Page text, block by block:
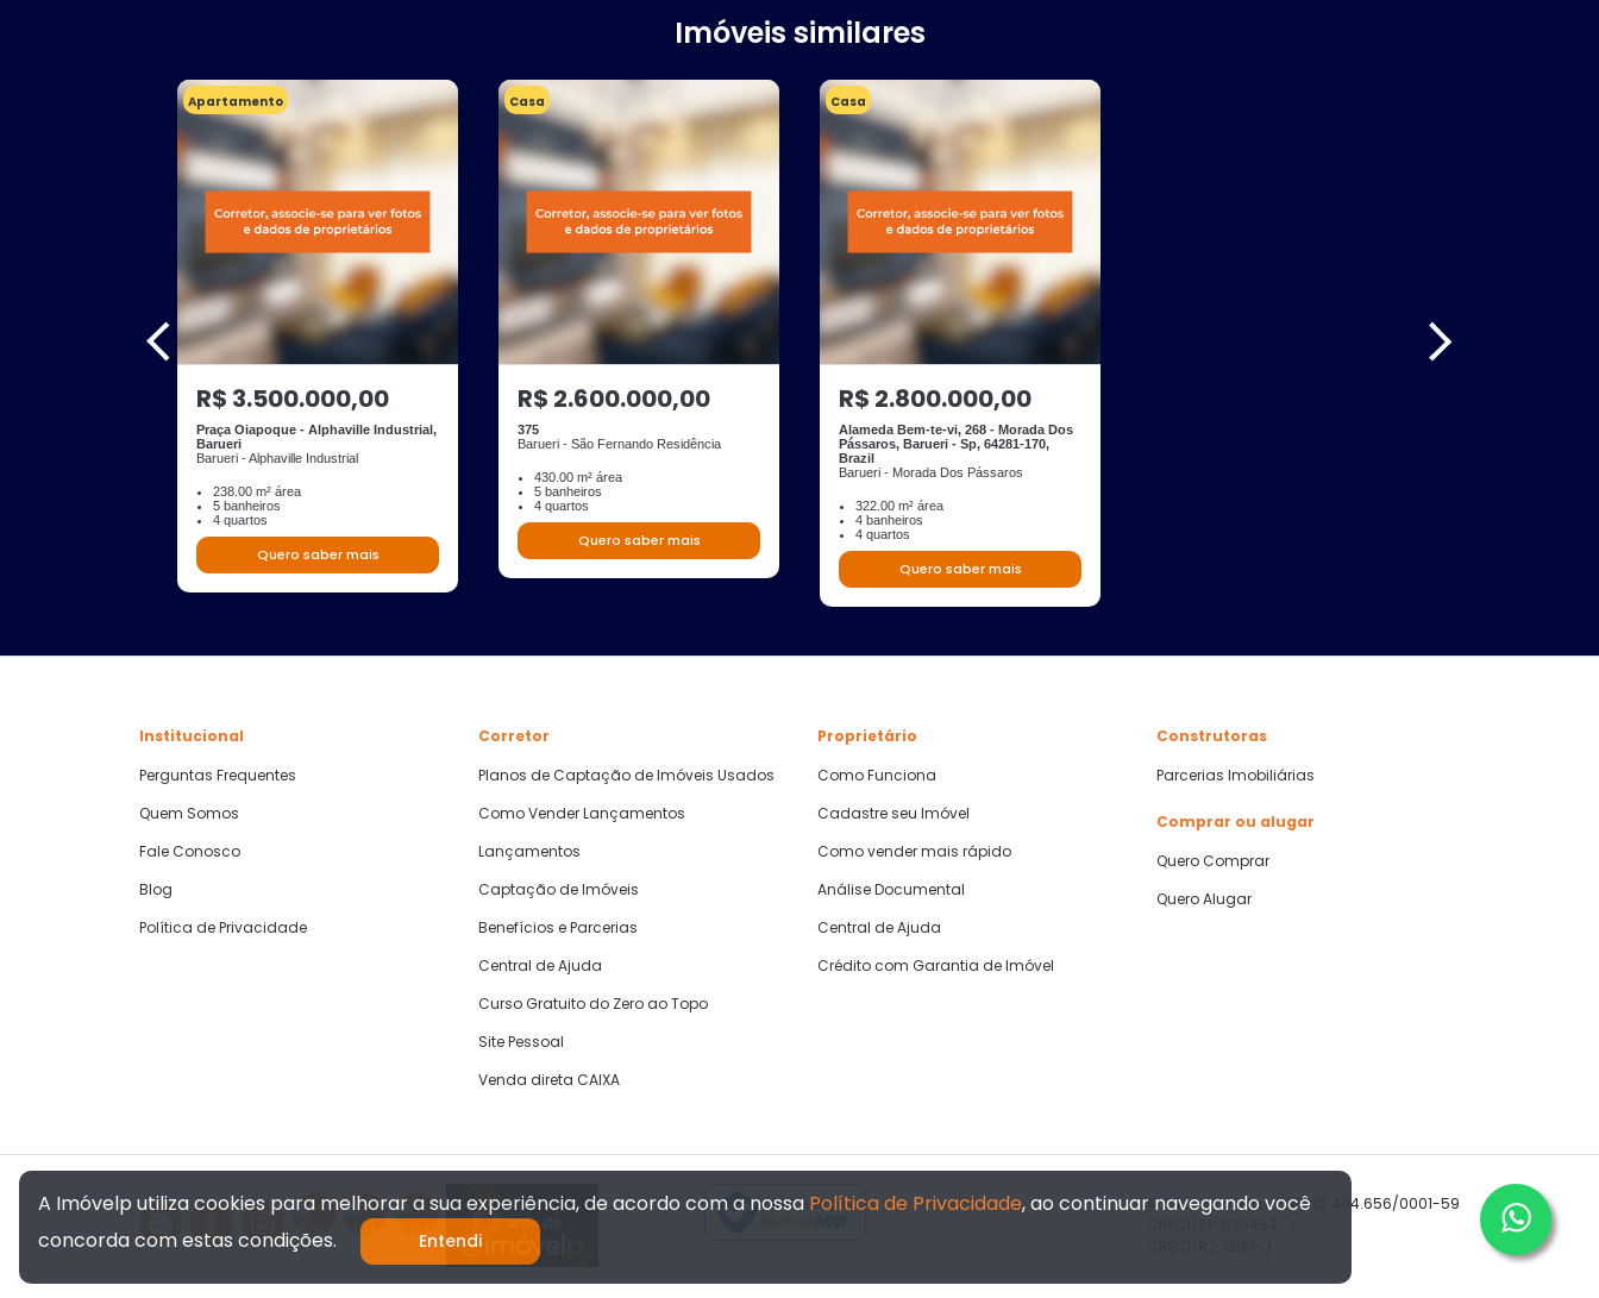
Imóveis similares
Apartamento
R$ 3.500.000,00
Praça Oiapoque - Alphaville Industrial,
Barueri
Barueri - Alphaville Industrial
238.00 m² área
5 banheiros
4 quartos
Quero saber mais
Casa
R$ 2.600.000,00
375
Barueri - São Fernando Residência
430.00 m² área
5 banheiros
4 quartos
Quero saber mais
Casa
R$ 2.800.000,00
Alameda Bem-te-vi, 268 - Morada Dos
Pássaros, Barueri - Sp, 64281-170,
Brazil
Barueri - Morada Dos Pássaros
322.00 m² área
4 banheiros
4 quartos
Quero saber mais
Institucional
Perguntas Frequentes
Quem Somos
Fale Conosco
Blog
Política de Privacidade
Corretor
Planos de Captação de Imóveis Usados
Como Vender Lançamentos
Lançamentos
Captação de Imóveis
Benefícios e Parcerias
Central de Ajuda
Curso Gratuito do Zero ao Topo
Site Pessoal
Venda direta CAIXA
Proprietário
Como Funciona
Cadastre seu Imóvel
Como vender mais rápido
Análise Documental
Central de Ajuda
Crédito com Garantia de Imóvel
Construtoras
Parcerias Imobiliárias
Comprar ou alugar
Quero Comprar
Quero Alugar
Verificada por
© 2026 Imóvelp • CNPJ 12.404.656/0001-59
A Imóvelp utiliza cookies para melhorar a sua experiência, de acordo com a nossa Política de Privacidade, ao continuar navegando você
concorda com estas condições.
Entendi